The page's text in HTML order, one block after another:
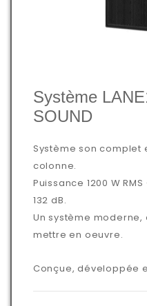
Système
SOUND
Système son complet
colonne.
Puissance 1200 W
132 dB.
Un système
mettre en oeuvre.
Conçue, développée